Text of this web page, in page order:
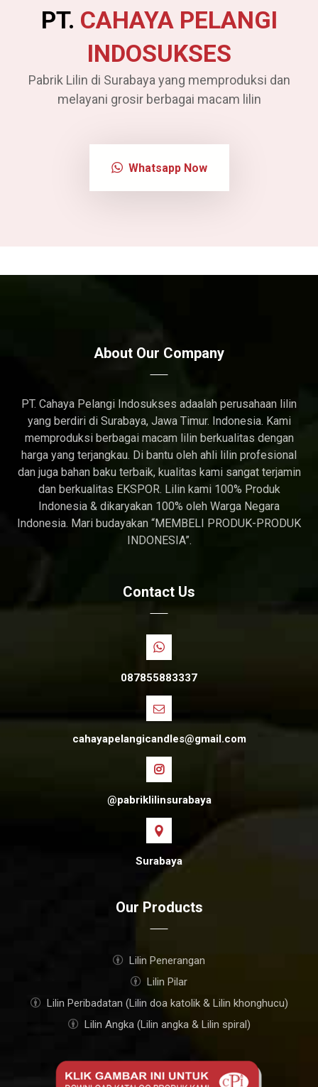
PT. CAHAYA PELANGI
INDOSUKSES
Pabrik Lilin di Surabaya yang memproduksi dan
melayani grosir berbagai macam lilin
Whatsapp Now
About Our Company
PT. Cahaya Pelangi Indosukses adaalah perusahaan lilin
yang berdiri di Surabaya, Jawa Timur. Indonesia. Kami
memproduksi berbagai macam lilin berkualitas dengan
harga yang terjangkau. Di bantu oleh ahli lilin profesional
dan juga bahan baku terbaik, kualitas kami sangat terjamin
dan berkualitas EKSPOR. Lilin kami 100% Produk
Indonesia & dikaryakan 100% oleh Warga Negara
Indonesia. Mari budayakan “MEMBELI PRODUK-PRODUK
INDONESIA”.
Contact Us
087855883337
cahayapelangicandles@gmail.com
@pabriklilinsurabaya
Surabaya
Our Products
Lilin Penerangan
Lilin Pilar
Lilin Peribadatan (Lilin doa katolik & Lilin khonghucu)
Lilin Angka (Lilin angka & Lilin spiral)